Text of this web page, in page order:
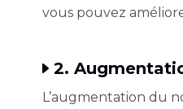
vous pouvez
2.
L’augmentation du